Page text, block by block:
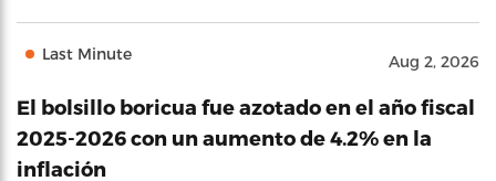
Last Minute Aug 2, 2026
El bolsillo boricua fue azotado en el año fiscal
2025-2026 con un aumento de 4.2% en la
inflación